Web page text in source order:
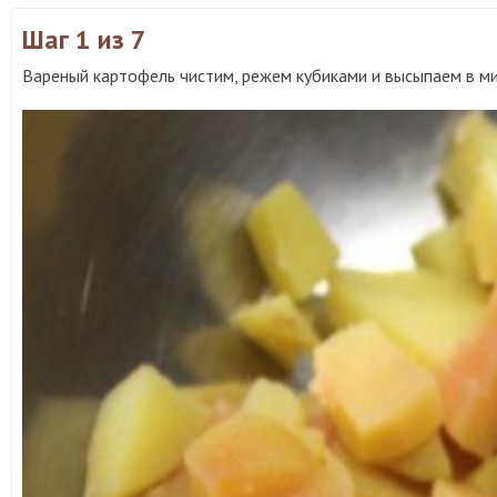
Шаг 1 из 7
Вареный картофель чистим, режем кубиками и высыпаем в